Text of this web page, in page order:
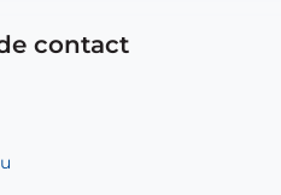
contact
: 83 48 21 61